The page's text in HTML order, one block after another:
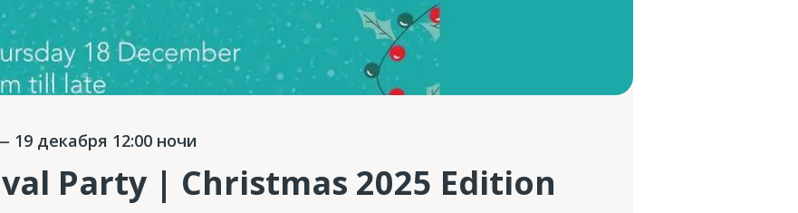
19 декабря 12:00 ночи
Party | Christmas 2025 Edition